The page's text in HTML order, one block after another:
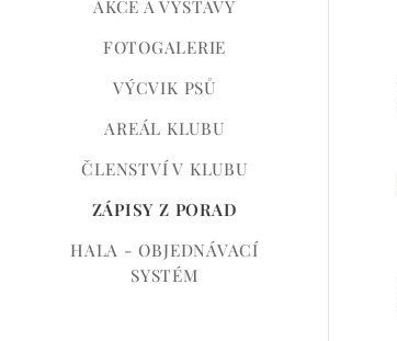
AKCE A VÝSTAVY
FOTOGALERIE
VÝCVIK PSŮ
AREÁL KLUBU
ČLENSTVÍ V KLUBU
ZÁPISY Z PORAD
HALA - OBJEDNÁVACÍ
SYSTÉM